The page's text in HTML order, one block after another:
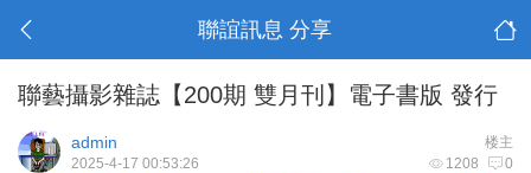
聯誼訊息 分享
聯藝攝影雜誌【200期 雙月刊】電子書版 發行
楼主
admin
1208 0
2025-4-17 00:53:26